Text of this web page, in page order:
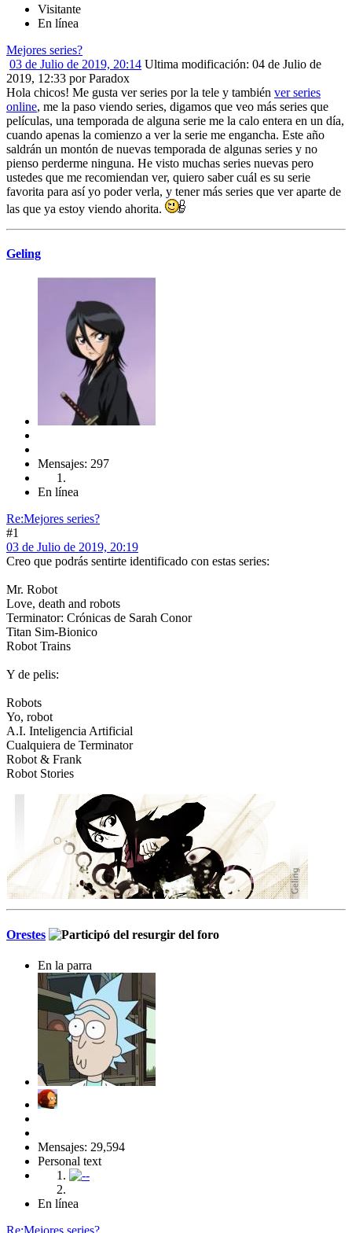
Visitante
En línea
Mejores series?
03 de Julio de 2019, 20:14 Ultima modificación: 04 de Julio de
2019, 12:33 por Paradox
Hola chicos! Me gusta ver series por la tele y también ver series
online, me la paso viendo series, digamos que veo más series que
películas, una temporada de alguna serie me la calo entera en un día,
cuando apenas la comienzo a ver la serie me engancha. Este año
saldrán un montón de nuevas temporada de algunas series y no
pienso perderme ninguna. He visto muchas series nuevas pero
ustedes que me recomiendan ver, quiero saber cuál es su serie
favorita para así yo poder verla, y tener más series que ver aparte de
las que ya estoy viendo ahorita.
Geling
Mensajes: 297
En línea
Re:Mejores series?
#1
03 de Julio de 2019, 20:19
Creo que podrás sentirte identificado con estas series:
Mr. Robot
Love, death and robots
Terminator: Crónicas de Sarah Conor
Titan Sim-Bionico
Robot Trains
Y de pelis:
Robots
Yo, robot
A.I. Inteligencia Artificial
Cualquiera de Terminator
Robot & Frank
Robot Stories
Orestes
En la parra
Mensajes: 29,594
Personal text
En línea
Re:Mejores series?